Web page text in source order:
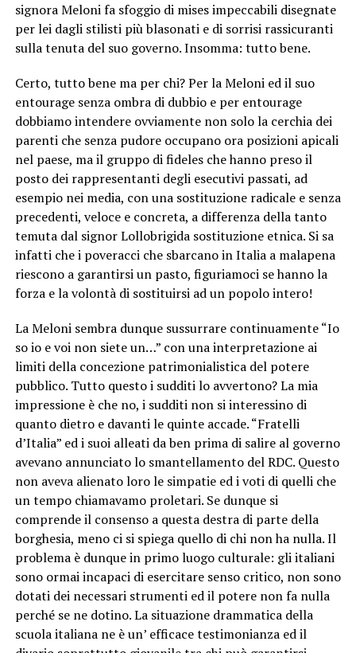
signora Meloni fa sfoggio di mises impeccabili disegnate
per lei dagli stilisti più blasonati e di sorrisi rassicuranti
sulla tenuta del suo governo. Insomma: tutto bene.
Certo, tutto bene ma per chi? Per la Meloni ed il suo
entourage senza ombra di dubbio e per entourage
dobbiamo intendere ovviamente non solo la cerchia dei
parenti che senza pudore occupano ora posizioni apicali
nel paese, ma il gruppo di fideles che hanno preso il
posto dei rappresentanti degli esecutivi passati, ad
esempio nei media, con una sostituzione radicale e senza
precedenti, veloce e concreta, a differenza della tanto
temuta dal signor Lollobrigida sostituzione etnica. Si sa
infatti che i poveracci che sbarcano in Italia a malapena
riescono a garantirsi un pasto, figuriamoci se hanno la
forza e la volontà di sostituirsi ad un popolo intero!
La Meloni sembra dunque sussurrare continuamente “Io
so io e voi non siete un…” con una interpretazione ai
limiti della concezione patrimonialistica del potere
pubblico. Tutto questo i sudditi lo avvertono? La mia
impressione è che no, i sudditi non si interessino di
quanto dietro e davanti le quinte accade. “Fratelli
d’Italia” ed i suoi alleati da ben prima di salire al governo
avevano annunciato lo smantellamento del RDC. Questo
non aveva alienato loro le simpatie ed i voti di quelli che
un tempo chiamavamo proletari. Se dunque si
comprende il consenso a questa destra di parte della
borghesia, meno ci si spiega quello di chi non ha nulla. Il
problema è dunque in primo luogo culturale: gli italiani
sono ormai incapaci di esercitare senso critico, non sono
dotati dei necessari strumenti ed il potere non fa nulla
perché se ne dotino. La situazione drammatica della
scuola italiana ne è un’ efficace testimonianza ed il